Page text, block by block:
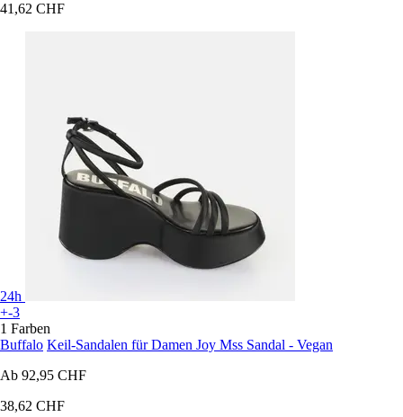
41,62 CHF
24h
+-3
1 Farben
Buffalo Keil-Sandalen für Damen Joy Mss Sandal - Vegan
Ab 92,95 CHF
38,62 CHF